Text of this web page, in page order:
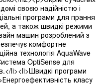
своєю надійністю і
програми для прання
а також швидкі режими
машин розроблений з
комфортне
технологія AquaWave
OptiSense для
li><li>Швидкі програми
класу